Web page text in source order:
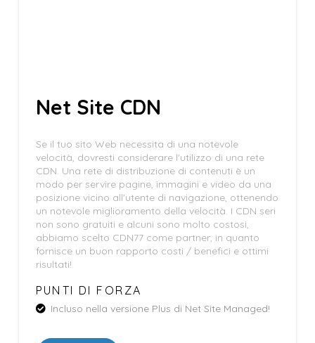
Net Site CDN
Se il tuo sito Web necessita di una notevole
velocità, dovresti considerare l'utilizzo di una rete
CDN. Una rete di distribuzione di contenuti è un
modo per servire pagine, immagini e video da una
posizione vicino all'utente di navigazione, ottenendo
un notevole miglioramento della velocità. I CDN seri
non sono gratuiti e alcuni sono molto costosi,
abbiamo scelto CDN77 come partner, in quanto
fornisce un buon rapporto costi / benefici e ottimi
risultati!
PUNTI DI FORZA
Incluso nella versione Plus di Net Site Managed!